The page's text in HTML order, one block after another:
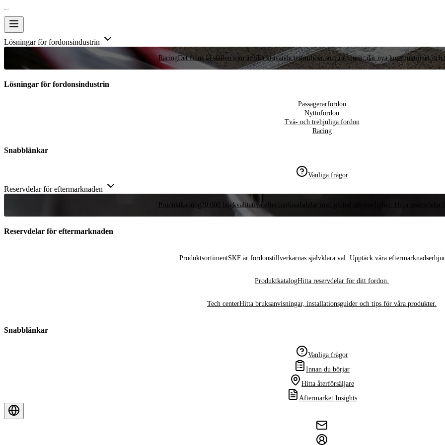
Lösningar för fordonsindustrin
RacingDet finns få ställen som är lika krävande testmiljöer som racingen, där nya konstruktioner och
Lösningar för fordonsindustrin
Passagerarfordon
Nyttofordon
Två- och trehjuliga fordon
Racing
Snabblänkar
Vanliga frågor
Reservdelar för eftermarknaden
Produktkatalog20 000 högkvalitativa eftermarknadsdelar med global tillgänglighet. Hitta reservdelar
Reservdelar för eftermarknaden
ProduktsortimentSKF är fordonstillverkarnas självklara val. Upptäck våra
ProduktkatalogHitta reservdelar för ditt fordon.
Tech centerHitta bruksanvisningar, installationsguider och tips för våra produkter.
Snabblänkar
Vanliga frågor
Innan du börjar
Hitta återförsäljare
Aftermarket Insights